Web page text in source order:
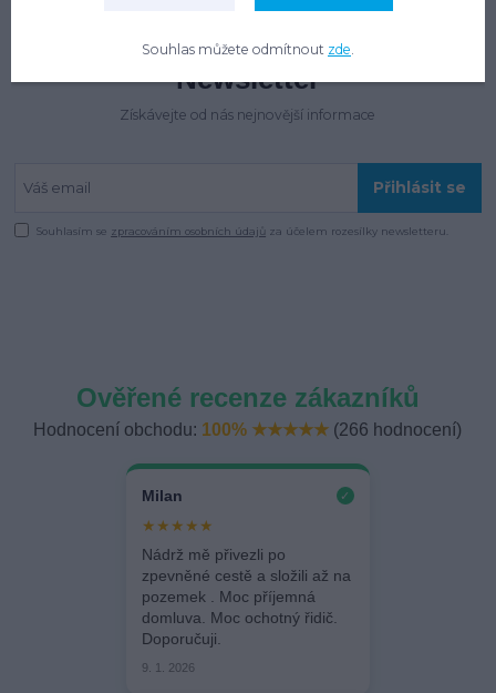
Newsletter
Získávejte od nás nejnovější informace
Přihlásit se
Souhlasím se zpracováním osobních údajů za účelem rozesílky newsletteru.
Ověřené recenze zákazníků
Hodnocení obchodu: 100% ★★★★★ (266 hodnocení)
Milan ✓
★★★★★
Nádrž mě přivezli po
zpevněné cestě a složili až na
pozemek . Moc příjemná
domluva. Moc ochotný řidič.
Doporučuji.
9. 1. 2026
Souhlas můžete odmítnout zde